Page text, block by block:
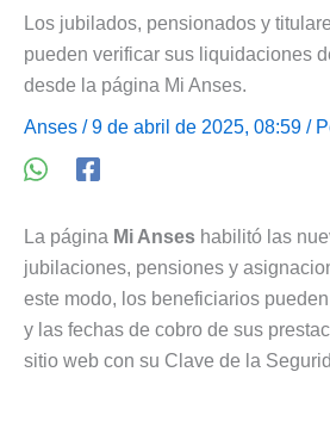
Los jubilados, pensionados y
pueden verificar sus liquidaciones
desde la página Mi Anses.
Anses / 9 de abril de 2025, 08:59 /
La página Mi Anses habilitó las
jubilaciones, pensiones y
este modo, los beneficiarios
y las fechas de cobro de sus
sitio web con su Clave de la